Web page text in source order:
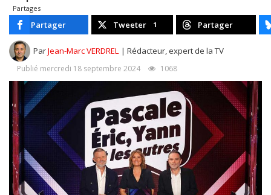
Partages
Partager Tweeter 1 Partager
ParJean-Marc VERDREL | Rédacteur, expert de la TV
Publié mercredi 18 septembre 2024 1068